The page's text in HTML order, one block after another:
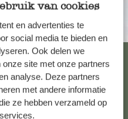
van cookies
en advertenties te
social media te bieden en
Ook delen we
site met onze partners
analyse. Deze partners
met andere informatie
ze hebben verzameld op